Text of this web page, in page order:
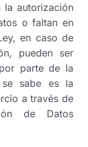
autorización
o faltan en
en caso de
pueden ser
parte de la
se sabe es la
a través de
de Datos